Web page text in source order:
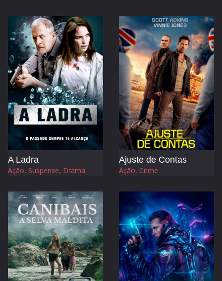
A Ladra
Ação, Suspense, Drama
Ajuste de Contas
Ação, Crime